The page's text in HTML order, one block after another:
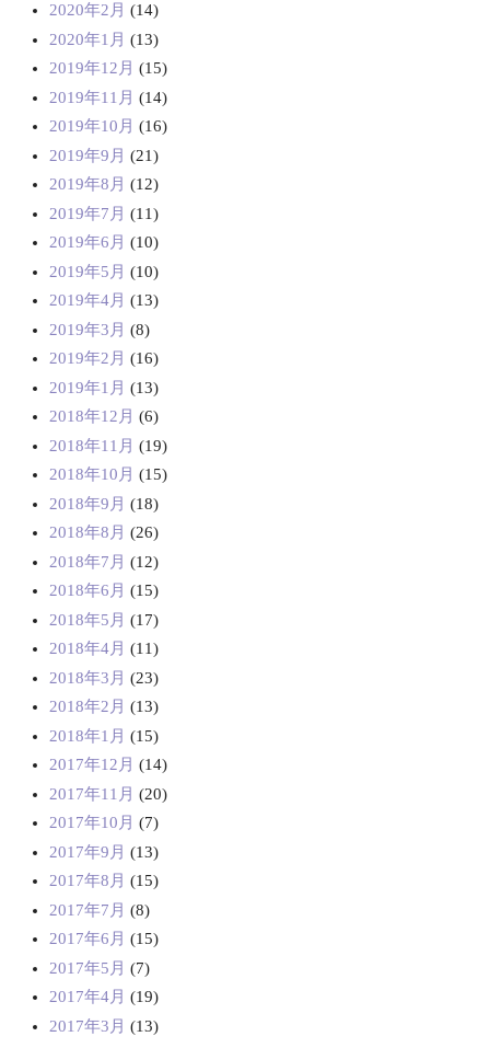
2020年2月 (14)
2020年1月 (13)
2019年12月 (15)
2019年11月 (14)
2019年10月 (16)
2019年9月 (21)
2019年8月 (12)
2019年7月 (11)
2019年6月 (10)
2019年5月 (10)
2019年4月 (13)
2019年3月 (8)
2019年2月 (16)
2019年1月 (13)
2018年12月 (6)
2018年11月 (19)
2018年10月 (15)
2018年9月 (18)
2018年8月 (26)
2018年7月 (12)
2018年6月 (15)
2018年5月 (17)
2018年4月 (11)
2018年3月 (23)
2018年2月 (13)
2018年1月 (15)
2017年12月 (14)
2017年11月 (20)
2017年10月 (7)
2017年9月 (13)
2017年8月 (15)
2017年7月 (8)
2017年6月 (15)
2017年5月 (7)
2017年4月 (19)
2017年3月 (13)